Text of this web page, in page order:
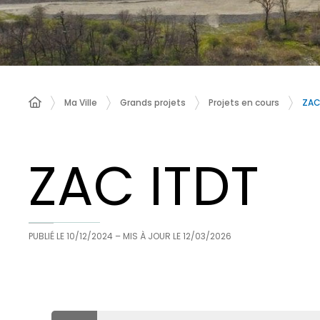
Ma Ville Grands projets Projets en cours
ZAC ITDT
PUBLIÉ LE10/12/2024 – MIS À JOUR LE12/03/2026